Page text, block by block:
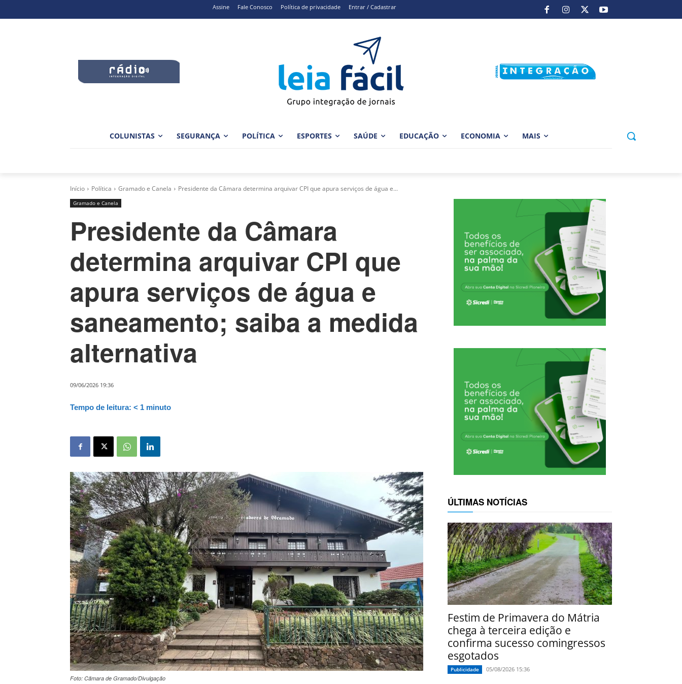
Assine Fale Conosco Política de privacidade Entrar / Cadastrar
COLUNISTAS SEGURANÇA POLÍTICA ESPORTES SAÚDE EDUCAÇÃO ECONOMIA MAIS
Início Política Gramado e Canela Presidente da Câmara determina arquivar CPI que apura serviços de água e...
Gramado e Canela
Presidente da Câmara
determina arquivar CPI que
apura serviços de água e
saneamento; saiba a medida
alternativa
09/06/2026 19:36
Tempo de leitura: < 1 minuto
Foto: Cãmara de Gramado/Divulgação
ÚLTIMAS NOTÍCIAS
Festim de Primavera do Mátria
chega à terceira edição e
confirma sucesso comingressos
esgotados
Publicidade 05/08/2026 15:36